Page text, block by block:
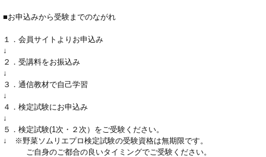
■お申込みから受験までのながれ
１．会員サイトよりお申込み
↓
２．受講料をお振込み
↓
３．通信教材で自己学習
↓
４．検定試験にお申込み
↓
５．検定試験(1次・２次）をご受験ください。
↓ ※野菜ソムリエプロ検定試験の受験資格は無期限です。
ご自身のご都合の良いタイミングでご受験ください。